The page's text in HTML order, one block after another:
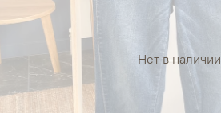
Нет в наличии